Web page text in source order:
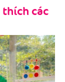
thích các